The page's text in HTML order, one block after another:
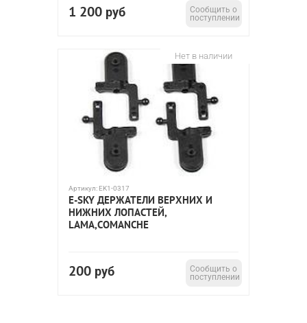
1 200 руб
Сообщить о
поступлении
Нет в наличии
Артикул: EK1-0317
E-SKY ДЕРЖАТЕЛИ ВЕРХНИХ И
НИЖНИХ ЛОПАСТЕЙ,
LAMA,COMANCHE
200 руб
Сообщить о
поступлении